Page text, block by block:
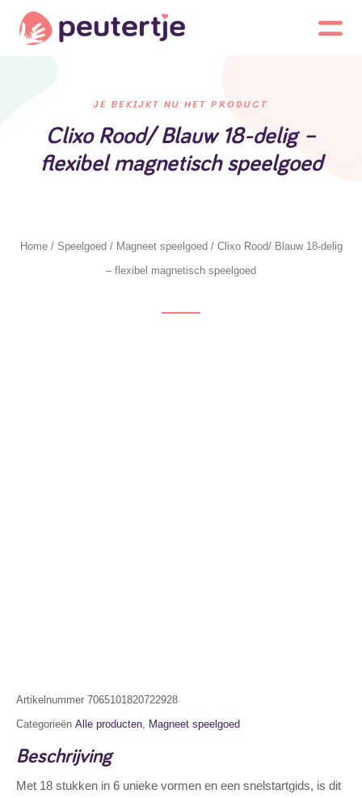
JE BEKIJKT NU HET PRODUCT
Clixo Rood/ Blauw 18-delig –
flexibel magnetisch speelgoed
Home/ Speelgoed / Magneet speelgoed / Clixo Rood/ Blauw 18-delig
– flexibel magnetisch speelgoed
Artikelnummer 7065101820722928
Categorieën Alle producten, Magneet speelgoed
Beschrijving
Met 18 stukken in 6 unieke vormen en een snelstartgids, is dit